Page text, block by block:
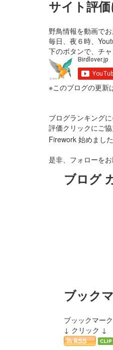
サイト評価
野鳥情報を動画でお
毎日、夜６時、
下のボタンで、チ
※このブログの更新
ブログランキングに
評価クリックにご
Firework 始めました
是非、フォローを
ブログ
ブック
ブッックマー
↓ クリック ↓